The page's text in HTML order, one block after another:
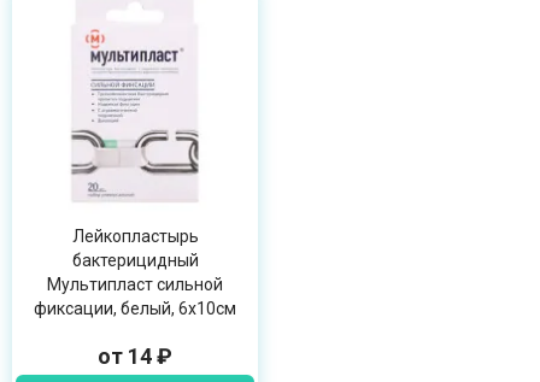
Лейкопластырь
бактерицидный
Мультипласт сильной
фиксации, белый, 6х10см
от 14 ₽